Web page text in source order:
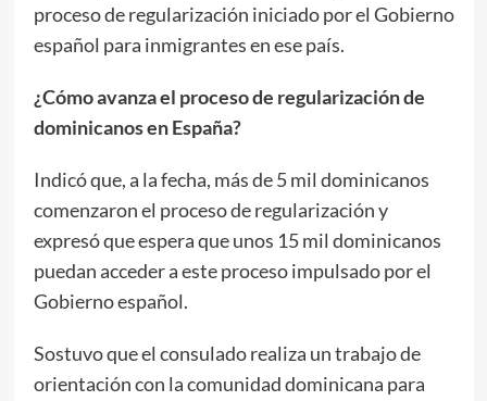
proceso de regularización iniciado por el Gobierno
español para inmigrantes en ese país.
¿Cómo avanza el proceso de regularización de
dominicanos en España?
Indicó que, a la fecha, más de 5 mil dominicanos
comenzaron el proceso de regularización y
expresó que espera que unos 15 mil dominicanos
puedan acceder a este proceso impulsado por el
Gobierno español.
Sostuvo que el consulado realiza un trabajo de
orientación con la comunidad dominicana para